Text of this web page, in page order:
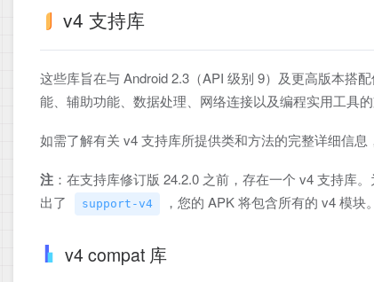
v4 支持库
这些库旨在与 Android 2.3（API 级别 9）及更高版本搭
能、辅助功能、数据处理、网络连接以及编程实用工具的
如需了解有关 v4 支持库所提供类和方法的完整详细信息
注 ：在支持库修订版 24.2.0 之前，存在一个 v4 支持库
出了
support-v4 ，您的 APK 将包含所有的 v4 模
v4 compat 库